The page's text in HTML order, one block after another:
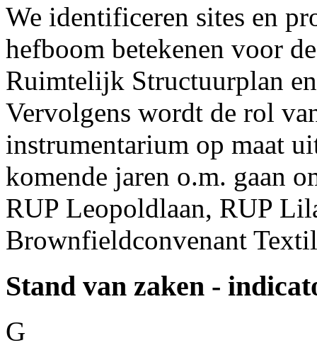
We identificeren sites en
hefboom betekenen voor
Ruimtelijk Structuurplan
Vervolgens wordt de rol
instrumentarium op maat
komende jaren o.m. gaan
RUP Leopoldlaan, RUP
Brownfieldconvenant
Stand van zaken -
G